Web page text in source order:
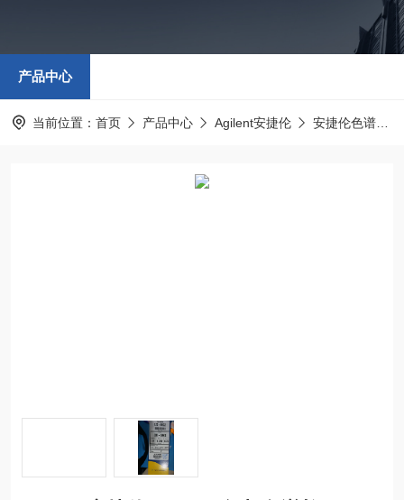
产品中心
当前位置： 首页 产品中心 Agilent安捷伦 安捷伦色谱耗材